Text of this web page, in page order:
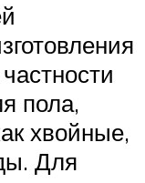
пола,
хвойные,
Для